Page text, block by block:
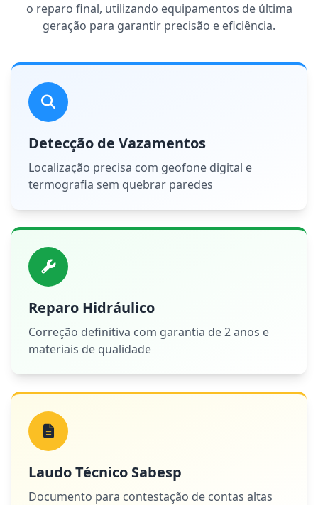
o reparo final, utilizando equipamentos de última
geração para garantir precisão e eficiência.
Detecção de Vazamentos
Localização precisa com geofone digital e
termografia sem quebrar paredes
Reparo Hidráulico
Correção definitiva com garantia de 2 anos e
materiais de qualidade
Laudo Técnico Sabesp
Documento para contestação de contas altas